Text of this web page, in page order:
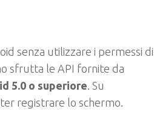
senza utilizzare i permessi di
sfrutta le API fornite da
5.0 o superiore. Su
registrare lo schermo.